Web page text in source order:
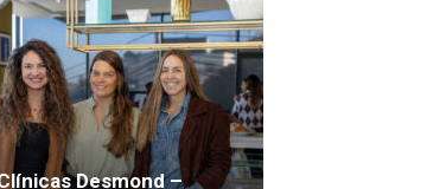
Desmond –